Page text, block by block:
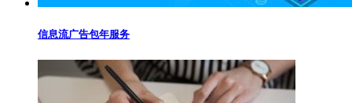
信息流广告包年服务